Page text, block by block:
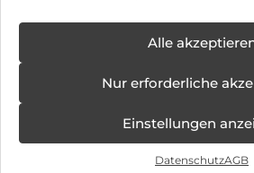
Alle
Nur erforderliche
Einstellungen
DatenschutzAGB
Hinweis zur Batterieentsorgung
Newsletter
, Brodos AG – All